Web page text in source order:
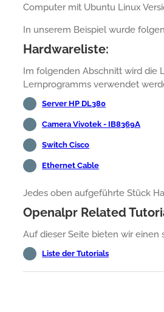
Computer mit Ubuntu Linux
In unserem Beispiel wurde
Hardwareliste:
Im folgenden Abschnitt wird die
Lernprogramms verwendet
Server HP DL380
Camera Vivotek - IB8369A
Switch Cisco
Ethernet Cable
Jedes oben aufgeführte Stück
Openalpr Related
Auf dieser Seite bieten wir einen
Liste der Tutorials